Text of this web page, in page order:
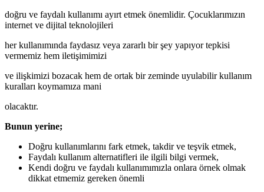
doğru ve faydalı kullanımı ayırt etmek önemlidir. Çocuklarımızın
internet ve dijital teknolojileri
her kullanımında faydasız veya zararlı bir şey yapıyor tepkisi
vermemiz hem iletişimimizi
ve ilişkimizi bozacak hem de ortak bir zeminde uyulabilir kullanım
kuralları koymamıza mani
olacaktır.
Bunun yerine;
Doğru kullanımlarını fark etmek, takdir ve teşvik etmek,
Faydalı kullanım alternatifleri ile ilgili bilgi vermek,
Kendi doğru ve faydalı kullanımımızla onlara örnek olmak
dikkat etmemiz gereken önemli